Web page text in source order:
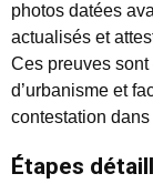
photos datées
actualisés et
Ces preuves
d’urbanisme et
contestation
Étapes